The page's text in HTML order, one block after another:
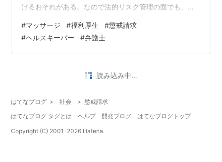
けるおそれがある。なので法的リスク管理の面でも、ち
遣してくれる会社）に依頼しましょう、という話です。
ベリーベスト法律事務所におけるマッサージ師（国家資
格者）常駐 マッサージ関係業界の法的状況 ベリーベスト
ョン業者は日本では株式上場を認められない。 整体師を
#マッサージ #福利厚生 #懲戒請求
#ヘルスキーパー #弁護士
読み込み中…
はてなブログ > 社会 > 懲戒請求
はてなブログ タグとは
ヘルプ 開発ブログ
はてなブログトップ
Copyright (C) 2001-2026 Hatena.